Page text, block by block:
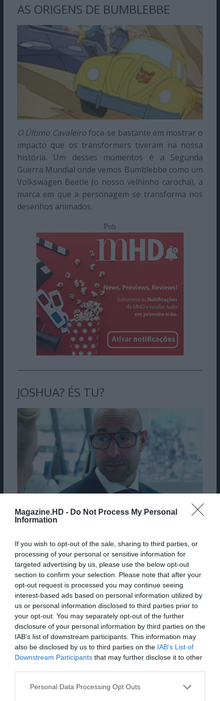
Magazine.HD - Do Not Process My Personal
Information
If you wish to opt-out of the sale, sharing to third parties, or
processing of your personal or sensitive information for
targeted advertising by us, please use the below opt-out
section to confirm your selection. Please note that after your
opt-out request is processed you may continue seeing
interest-based ads based on personal information utilized by
us or personal information disclosed to third parties prior to
your opt-out. You may separately opt-out of the further
disclosure of your personal information by third parties on the
IAB’s list of downstream participants. This information may
also be disclosed by us to third parties on the IAB’s List of
Downstream Participants that may further disclose it to other
Personal Data Processing Opt Outs
AS ORIGENS DE BUMBLEBBE
O Último Cavaleirofoca-se bastante em mostrar o
impacto que os transformers tiveram na nossa
história. Um desses momentos é a Segunda
Guerra Mundial onde vemos Bumblebbe como um
Volkswagen Beetle (o nosso velhinho carocha), a
marca em que a personagem se transforma nos
desenhos animados.
Pub
JOSHUA? ÉS TU?
Tendo em conta as críticas que osTransformers
afastam do franchise. Contudo, existem aqueles
que aceitam fazer parte do universo pela sua
vontade de trabalhar com Michael Bay. Estes são
os casos de Mark Wahlberg e Stanley Tucci. Mas
porque estamos aqui a falar de Tucci? Depois de
interpretar Joshua Joyce emEra da Extinção, o
ator não regressou? Certo? Errado! Tucci está de
volta na pele do louco Merlin, o homem que finge
ser um feiticeiro e que há última da hora
consegue salvar o rei Artur graças à ajuda de um